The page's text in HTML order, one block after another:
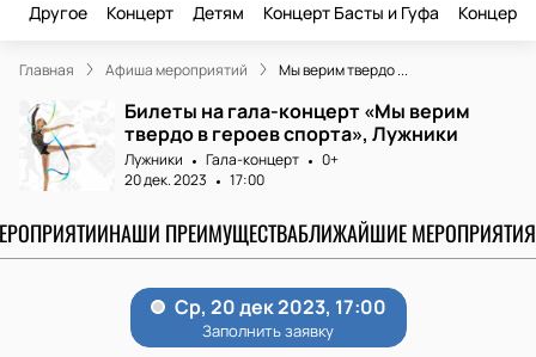
Другое Концерт Детям Концерт Басты и Гуфа Концерт
Главная Афиша мероприятий Мы верим твердо ...
Билеты на гала-концерт «Мы верим
твердо в героев спорта», Лужники
Лужники Гала-концерт
0+
20 дек. 2023
17:00
НАШИ ПРЕИМУЩЕСТВАБЛИЖАЙШИЕ МЕРОПРИЯТИЯ